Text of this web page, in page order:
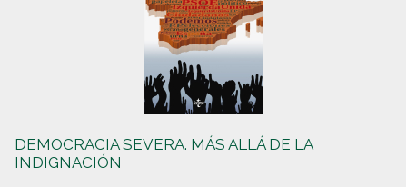
DEMOCRACIA SEVERA. MÁS ALLÁ DE LA
INDIGNACIÓN